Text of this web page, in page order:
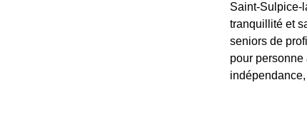
Saint-Sulpice-
tranquillité et
seniors de
pour